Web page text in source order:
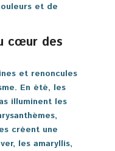
et de
cœur des
et renoncules
En été, les
illuminent les
créent une
les amaryllis,